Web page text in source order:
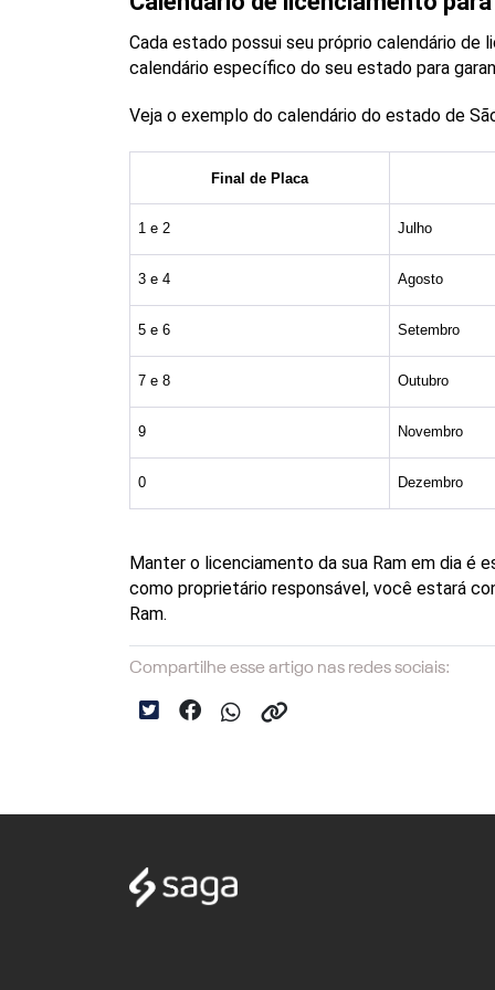
Cada estado possui seu próprio calendário
calendário específico do seu estado para
Veja o exemplo do calendário do estado de
Final de Placa
1 e 2 Julho
3 e 4 Agosto
5 e 6 Setembro
7 e 8 Outubro
9 Novembro
0 Dezembro
Manter o licenciamento da sua Ram em dia é
como proprietário responsável, você estará
Ram.
Compartilhe esse artigo nas redes sociais: